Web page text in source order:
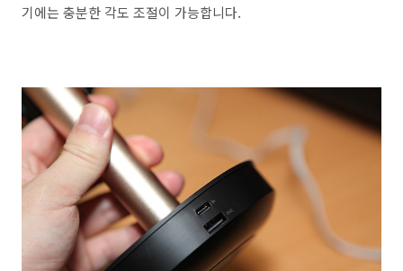
기에는 충분한 각도 조절이 가능합니다.